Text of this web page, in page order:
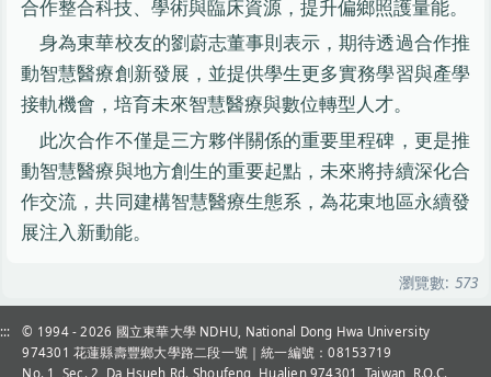
合作整合科技、學術與臨床資源，提升偏鄉照護量能。
身為東華校友的劉蔚志董事則表示，期待透過合作推
動智慧醫療創新發展，並提供學生更多實務學習與產學
接軌機會，培育未來智慧醫療與數位轉型人才。
此次合作不僅是三方夥伴關係的重要里程碑，更是推
動智慧醫療與地方創生的重要起點，未來將持續深化合
作交流，共同建構智慧醫療生態系，為花東地區永續發
展注入新動能。
瀏覽數: 573
::: © 1994 - 2026 國立東華大學 NDHU, National Dong Hwa University
974301 花蓮縣壽豐鄉大學路二段一號｜統一編號：08153719
No. 1, Sec. 2, Da Hsueh Rd. Shoufeng, Hualien 974301, Taiwan, R.O.C.